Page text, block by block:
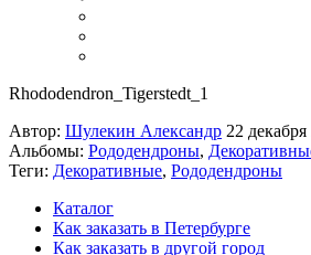
Rhododendron_Tigerstedt_1
Автор: Шулекин Александр 22
Альбомы: Рододендроны,
Теги: Декоративные, Рододендроны
Каталог
Как заказать в Петербурге
Как заказать в другой город